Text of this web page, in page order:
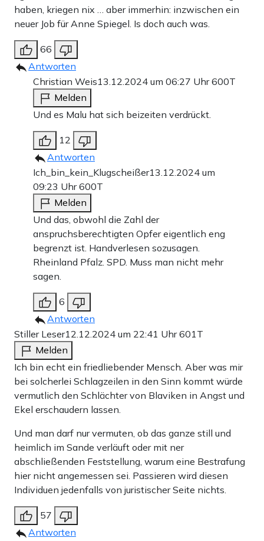
haben, kriegen nix … aber immerhin: inzwischen ein
neuer Job für Anne Spiegel. Is doch auch was.
66
Antworten
Christian Weis13.12.2024 um 06:27 Uhr600T
Melden
Und es Malu hat sich beizeiten verdrückt.
12
Antworten
Ich_bin_kein_Klugscheißer13.12.2024 um
09:23 Uhr600T
Melden
Und das, obwohl die Zahl der
anspruchsberechtigten Opfer eigentlich eng
begrenzt ist. Handverlesen sozusagen.
Rheinland Pfalz. SPD. Muss man nicht mehr
sagen.
6
Antworten
Stiller Leser12.12.2024 um 22:41 Uhr601T
Melden
Ich bin echt ein friedliebender Mensch. Aber was mir
bei solcherlei Schlagzeilen in den Sinn kommt würde
vermutlich den Schlächter von Blaviken in Angst und
Ekel erschaudern lassen.
Und man darf nur vermuten, ob das ganze still und
heimlich im Sande verläuft oder mit ner
abschließenden Feststellung, warum eine Bestrafung
hier nicht angemessen sei. Passieren wird diesen
Individuen jedenfalls von juristischer Seite nichts.
57
Antworten